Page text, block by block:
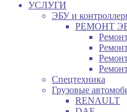
УСЛУГИ
ЭБУ и
РЕМОНТ
Спецтехника
Грузовые
RENAULT